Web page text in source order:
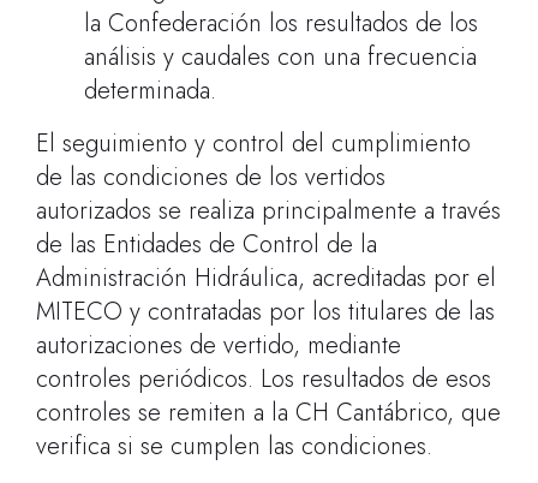
la Confederación los resultados de los
análisis y caudales con una frecuencia
determinada.
El seguimiento y control del cumplimiento
de las condiciones de los vertidos
autorizados se realiza principalmente a través
de las Entidades de Control de la
Administración Hidráulica, acreditadas por el
MITECO y contratadas por los titulares de las
autorizaciones de vertido, mediante
controles periódicos. Los resultados de esos
controles se remiten a la CH Cantábrico, que
verifica si se cumplen las condiciones.